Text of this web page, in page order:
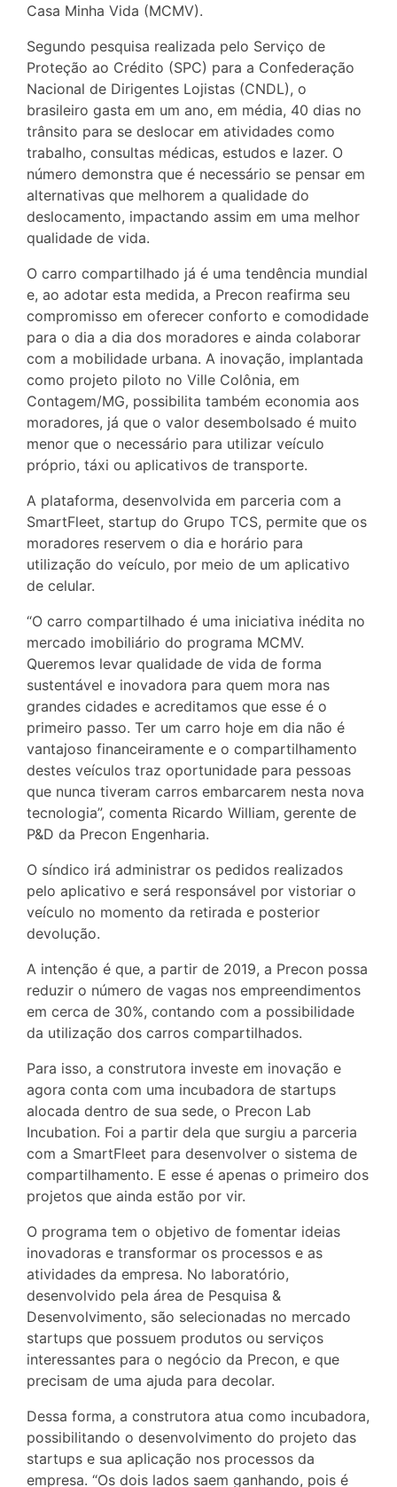
Casa Minha Vida (MCMV).
Segundo pesquisa realizada pelo Serviço de
Proteção ao Crédito (SPC) para a Confederação
Nacional de Dirigentes Lojistas (CNDL), o
brasileiro gasta em um ano, em média, 40 dias no
trânsito para se deslocar em atividades como
trabalho, consultas médicas, estudos e lazer. O
número demonstra que é necessário se pensar em
alternativas que melhorem a qualidade do
deslocamento, impactando assim em uma melhor
qualidade de vida.
O carro compartilhado já é uma tendência mundial
e, ao adotar esta medida, a Precon reafirma seu
compromisso em oferecer conforto e comodidade
para o dia a dia dos moradores e ainda colaborar
com a mobilidade urbana. A inovação, implantada
como projeto piloto no Ville Colônia, em
Contagem/MG, possibilita também economia aos
moradores, já que o valor desembolsado é muito
menor que o necessário para utilizar veículo
próprio, táxi ou aplicativos de transporte.
A plataforma, desenvolvida em parceria com a
SmartFleet, startup do Grupo TCS, permite que os
moradores reservem o dia e horário para
utilização do veículo, por meio de um aplicativo
de celular.
“O carro compartilhado é uma iniciativa inédita no
mercado imobiliário do programa MCMV.
Queremos levar qualidade de vida de forma
sustentável e inovadora para quem mora nas
grandes cidades e acreditamos que esse é o
primeiro passo. Ter um carro hoje em dia não é
vantajoso financeiramente e o compartilhamento
destes veículos traz oportunidade para pessoas
que nunca tiveram carros embarcarem nesta nova
tecnologia”, comenta Ricardo William, gerente de
P&D da Precon Engenharia.
O síndico irá administrar os pedidos realizados
pelo aplicativo e será responsável por vistoriar o
veículo no momento da retirada e posterior
devolução.
A intenção é que, a partir de 2019, a Precon possa
reduzir o número de vagas nos empreendimentos
em cerca de 30%, contando com a possibilidade
da utilização dos carros compartilhados.
Para isso, a construtora investe em inovação e
agora conta com uma incubadora de startups
alocada dentro de sua sede, o Precon Lab
Incubation. Foi a partir dela que surgiu a parceria
com a SmartFleet para desenvolver o sistema de
compartilhamento. E esse é apenas o primeiro dos
projetos que ainda estão por vir.
O programa tem o objetivo de fomentar ideias
inovadoras e transformar os processos e as
atividades da empresa. No laboratório,
desenvolvido pela área de Pesquisa &
Desenvolvimento, são selecionadas no mercado
startups que possuem produtos ou serviços
interessantes para o negócio da Precon, e que
precisam de uma ajuda para decolar.
Dessa forma, a construtora atua como incubadora,
possibilitando o desenvolvimento do projeto das
startups e sua aplicação nos processos da
empresa. “Os dois lados saem ganhando, pois é